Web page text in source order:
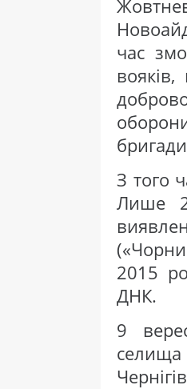
час
З того
Лише
2015
ДНК.
9
селища